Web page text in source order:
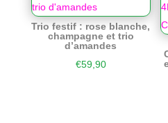
Trio festif : rose blanche,
champagne et trio
d’amandes
€59,90